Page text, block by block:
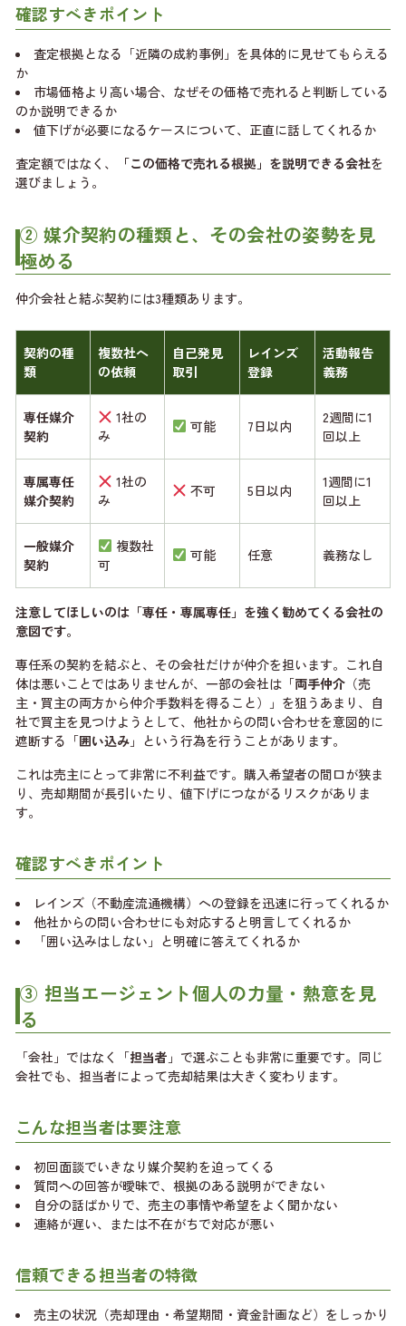
確認すべきポイント
査定根拠となる「近隣の成約事例」を具体的に見せてもらえる
か
市場価格より高い場合、なぜその価格で売れると判断している
のか説明できるか
値下げが必要になるケースについて、正直に話してくれるか
査定額ではなく、
「この価格で売れる根拠」を説明できる会社を
選びましょう。
② 媒介契約の種類と、その会社の姿勢を見
極める
仲介会社と結ぶ契約には3種類あります。
契約の種
類
複数社へ
の依頼
自己発見
取引
レインズ
登録
活動報告
義務
専任媒介
契約
1社の
み
可能 7日以内
2週間に1
回以上
専属専任
媒介契約
1社の
み
不可 5日以内
1週間に1
回以上
一般媒介
契約
複数社
可
可能 任意 義務なし
注意してほしいのは「専任・専属専任」を強く勧めてくる会社の
意図です。
専任系の契約を結ぶと、その会社だけが仲介を担います。これ自
体は悪いことではありませんが、一部の会社は「両手仲介 （売
主・買主の両方から仲介手数料を得ること）」を狙うあまり、自
社で買主を見つけようとして、他社からの問い合わせを意図的に
遮断する「囲い込み 」という行為を行うことがあります。
これは売主にとって非常に不利益です。購入希望者の間口が狭ま
り、売却期間が長引いたり、値下げにつながるリスクがありま
す。
確認すべきポイント
レインズ（不動産流通機構）への登録を迅速に行ってくれるか
他社からの問い合わせにも対応すると明言してくれるか
「囲い込みはしない」と明確に答えてくれるか
③ 担当エージェント個人の力量・熱意を見
る
「会社」ではなく「担当者 」で選ぶことも非常に重要です。同じ
会社でも、担当者によって売却結果は大きく変わります。
こんな担当者は要注意
初回面談でいきなり媒介契約を迫ってくる
質問への回答が曖昧で、根拠のある説明ができない
自分の話ばかりで、売主の事情や希望をよく聞かない
連絡が遅い、または不在がちで対応が悪い
信頼できる担当者の特徴
売主の状況（売却理由・希望期間・資金計画など）をしっかり